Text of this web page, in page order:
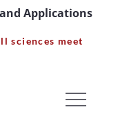
Applications
sciences meet